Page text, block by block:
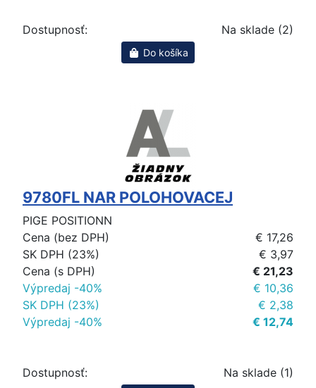
Dostupnosť: Na sklade (2)
Do košíka
9780FL NAR POLOHOVACEJ
PIGE POSITIONN
Cena (bez DPH)
€ 17,26
SK DPH (23%)
€ 3,97
Cena (s DPH)
€ 21,23
Výpredaj -40%
€ 10,36
SK DPH (23%)
€ 2,38
Výpredaj -40%
€ 12,74
Dostupnosť: Na sklade (1)